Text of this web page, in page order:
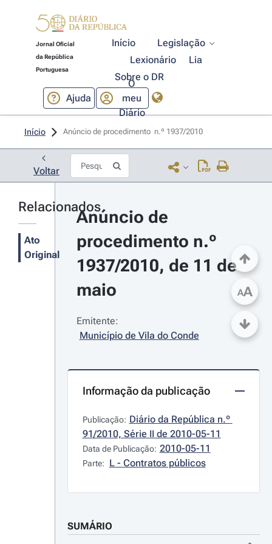
Jornal Oficial
da República
Portuguesa
Início
Legislação
Lexionário
Lia
Sobre o DR
Ajuda
O
meu
Diário
Início Anúncio de procedimento  n.º 1937/2010
Voltar
Relacionados
Ato
Original
Anúncio de
procedimento n.º
1937/2010, de 11 de
maio
Emitente:
Município de Vila do Conde
Informação da publicação
Publicação: Diário da República n.º
91/2010, Série II de 2010-05-11
Data de Publicação: 2010-05-11
Parte: L - Contratos públicos
SUMÁRIO
AA